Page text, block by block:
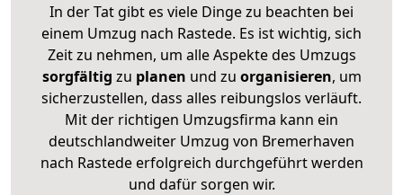
In der Tat gibt es viele Dinge zu beachten bei
einem Umzug nach Rastede. Es ist wichtig, sich
Zeit zu nehmen, um alle Aspekte des Umzugs
sorgfältig zu planen und zu organisieren, um
sicherzustellen, dass alles reibungslos verläuft.
Mit der richtigen Umzugsfirma kann ein
deutschlandweiter Umzug von Bremerhaven
nach Rastede erfolgreich durchgeführt werden
und dafür sorgen wir.